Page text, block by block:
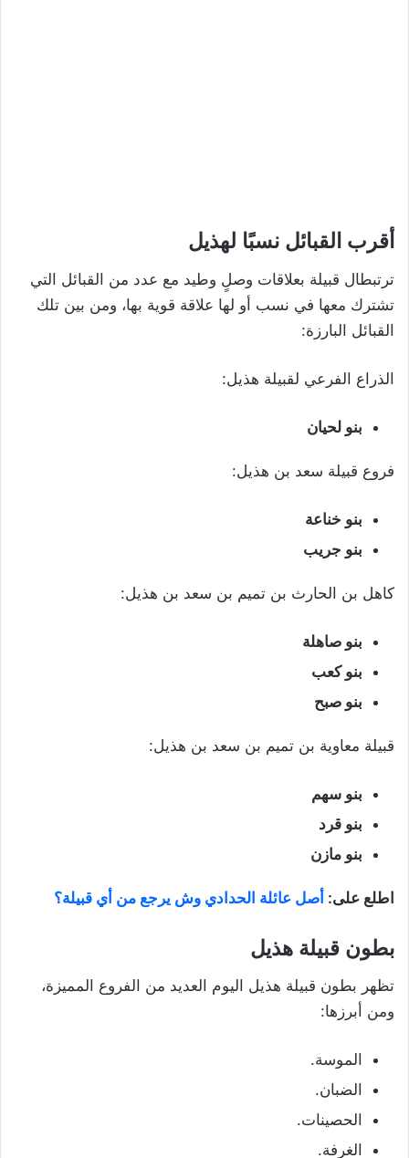
أقرب القبائل نسبًا لهذيل
ترتبطال قبيلة بعلاقات وصلٍ وطيد مع عدد من القبائل التي
تشترك معها في نسب أو لها علاقة قوية بها، ومن بين تلك
القبائل البارزة:
الذراع الفرعي لقبيلة هذيل:
بنو لحيان
فروع قبيلة سعد بن هذيل:
بنو خناعة
بنو جريب
كاهل بن الحارث بن تميم بن سعد بن هذيل:
بنو صاهلة
بنو كعب
بنو صبح
قبيلة معاوية بن تميم بن سعد بن هذيل:
بنو سهم
بنو قرد
بنو مازن
اطلع على: أصل عائلة الحدادي وش يرجع من أي قبيلة؟
بطون قبيلة هذيل
تظهر بطون قبيلة هذيل اليوم العديد من الفروع المميزة،
ومن أبرزها:
الموسة.
الضبان.
الحصينات.
الغرفة.